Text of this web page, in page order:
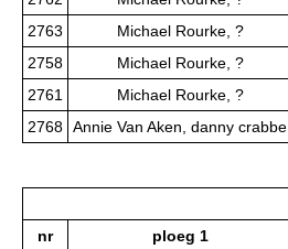
2763
Michael Rourke, ?
2758
Michael Rourke, ?
2761
Michael Rourke, ?
2768 Annie Van Aken, danny crabbe
nr
ploeg 1